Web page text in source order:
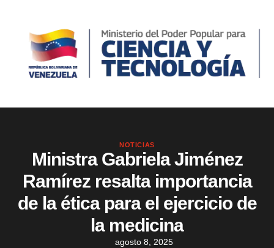
NOTICIAS
Ministra Gabriela Jiménez
Ramírez resalta importancia
de la ética para el ejercicio de
la medicina
agosto 8, 2025